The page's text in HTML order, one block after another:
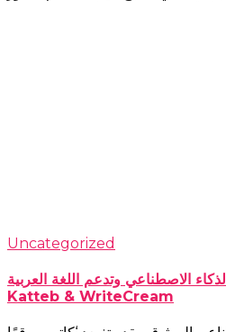
Uncategorized
الاصطناعي وتدعم اللغة العربية |
Katteb & WriteCream